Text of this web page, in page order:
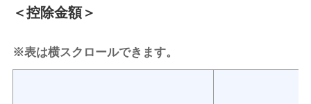
＜控除金額＞
※表は横スクロールできます。